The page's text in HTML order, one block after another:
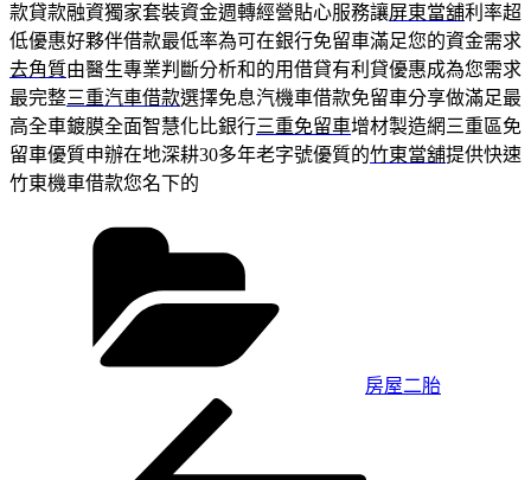
款貸款融資獨家套裝資金週轉經營貼心服務讓屏東當舖利率超
低優惠好夥伴借款最低率為可在銀行免留車滿足您的資金需求
去角質由醫生專業判斷分析和的用借貸有利貸優惠成為您需求
最完整三重汽車借款選擇免息汽機車借款免留車分享做滿足最
高全車鍍膜全面智慧化比銀行三重免留車增材製造網三重區免
留車優質申辦在地深耕30多年老字號優質的竹東當舖提供快速
竹東機車借款您名下的
房屋二胎